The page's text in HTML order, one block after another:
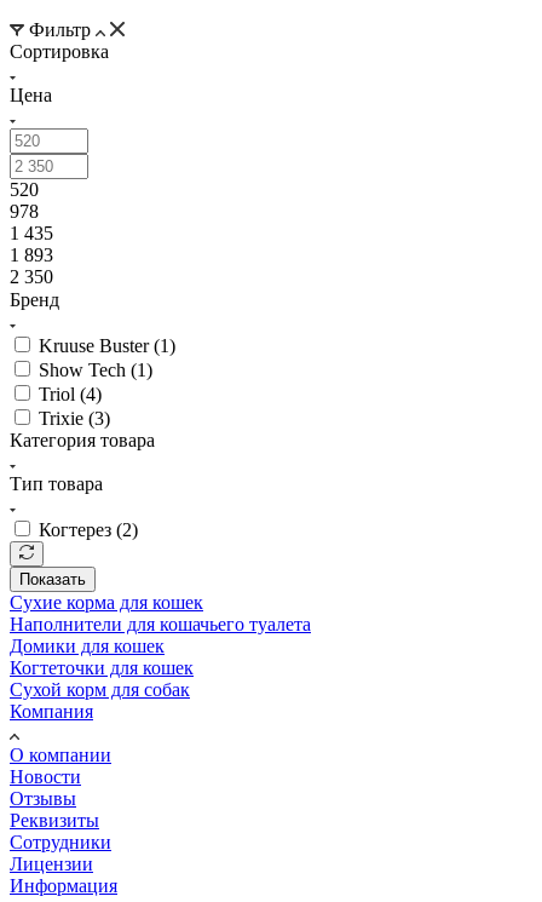
Фильтр
Сортировка
Цена
520
978
1 435
1 893
2 350
Бренд
Kruuse Buster (1)
Show Tech (1)
Triol (4)
Trixie (3)
Категория товара
Тип товара
Когтерез (2)
Показать
Сухие корма для кошек
Наполнители для кошачьего туалета
Домики для кошек
Когтеточки для кошек
Сухой корм для собак
Компания
О компании
Новости
Отзывы
Реквизиты
Сотрудники
Лицензии
Информация